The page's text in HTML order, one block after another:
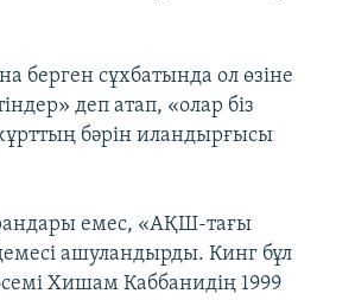
берген сұхбатында ол өзіне
деп атап, «олар біз
бәрін иландырғысы
емес, «АҚШ-тағы
ашуландырды. Кинг бұл
Хишам Каббанидің 1999